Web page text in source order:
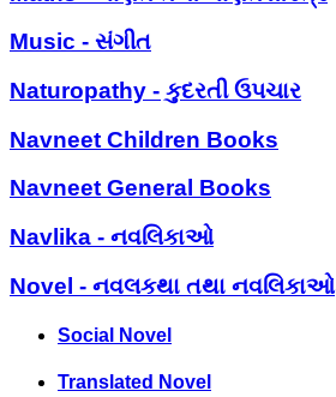
Music - સંગીત
Naturopathy - કુદરતી ઉપચાર
Navneet Children Books
Navneet General Books
Navlika - નવલિકાઓ
Novel - નવલકથા તથા નવલિકાઓ
Social Novel
Translated Novel